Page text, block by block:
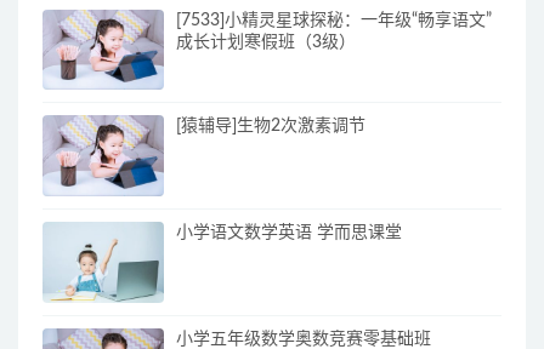
[7533]小精灵星球探秘：一年级“畅享语文”
成长计划寒假班（3级）
[猿辅导]生物2次激素调节
小学语文数学英语 学而思课堂
小学五年级数学奥数竞赛零基础班